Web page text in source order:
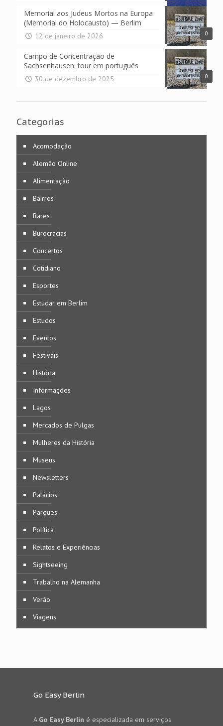
0
Memorial aos Judeus Mortos na Europa
(Memorial do Holocausto) — Berlim
12 de janeiro de 2026
0
Campo de Concentração de
Sachsenhausen: tour em português
30 de dezembro de 2025
Categorias
Acomodação
Alemão Online
Alimentação
Bairros
Bares
Burocracias
Concertos
Cotidiano
Esportes
Estudar em Berlim
Estudos
Eventos
Festivais
História
Informações
Lagos
Mercados de Pulgas
Mulheres da História
Museus
Newsletters
Palácios
Parques
Política
Relatos e Experiências
Sightseeing
Trabalho na Alemanha
Verão
Viagens
Go Easy Berlin
A Go Easy Berlin é especializada em serviços